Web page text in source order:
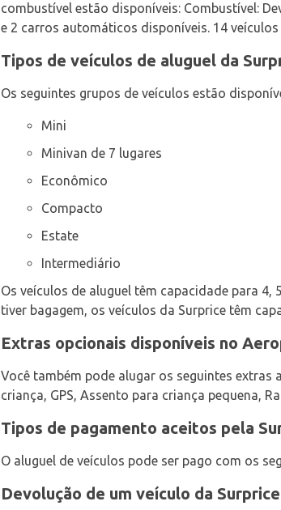
combustível estão disponíveis: Combustível:
e 2 carros automáticos disponíveis. 14
Tipos de veículos de aluguel da
Os seguintes grupos de veículos estão
Mini
Minivan de 7 lugares
Econômico
Compacto
Estate
Intermediário
Os veículos de aluguel têm capacidade para 4,
tiver bagagem, os veículos da Surprice têm
Extras opcionais disponíveis no
Você também pode alugar os seguintes
criança, GPS, Assento para criança pequena,
Tipos de pagamento aceitos pela
O aluguel de veículos pode ser pago com os
Devolução de um veículo da